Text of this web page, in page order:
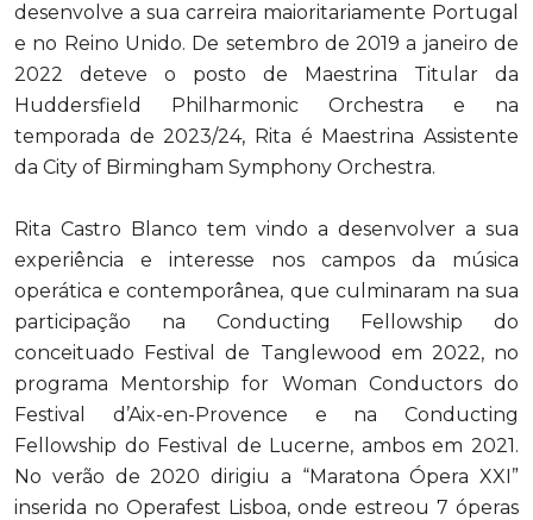
desenvolve a sua carreira maioritariamente Portugal
e no Reino Unido. De setembro de 2019 a janeiro de
2022 deteve o posto de Maestrina Titular da
Huddersfield Philharmonic Orchestra e na
temporada de 2023/24, Rita é Maestrina Assistente
da City of Birmingham Symphony Orchestra.
Rita Castro Blanco tem vindo a desenvolver a sua
experiência e interesse nos campos da música
operática e contemporânea, que culminaram na sua
participação na Conducting Fellowship do
conceituado Festival de Tanglewood em 2022, no
programa Mentorship for Woman Conductors do
Festival d’Aix-en-Provence e na Conducting
Fellowship do Festival de Lucerne, ambos em 2021.
No verão de 2020 dirigiu a “Maratona Ópera XXI”
inserida no Operafest Lisboa, onde estreou 7 óperas